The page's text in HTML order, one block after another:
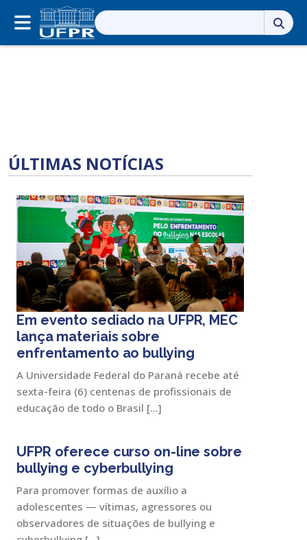
Pesquisar
por:
ÚLTIMAS NOTÍCIAS
Em evento sediado na UFPR, MEC
lança materiais sobre
enfrentamento ao bullying
A Universidade Federal do Paraná recebe até
sexta-feira (6) centenas de profissionais de
educação de todo o Brasil […]
UFPR oferece curso on-line sobre
bullying e cyberbullying
Para promover formas de auxílio a
adolescentes — vítimas, agressores ou
observadores de situações de bullying e